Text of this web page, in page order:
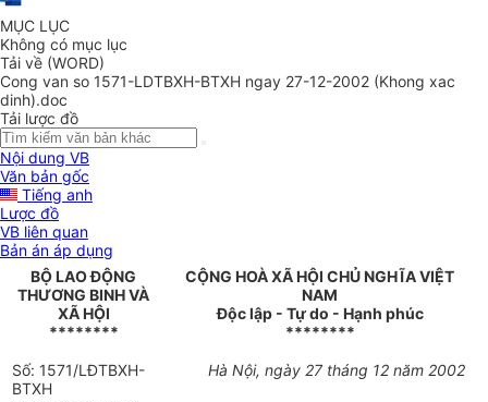
MỤC LỤC
Không có mục lục
Tải về (WORD)
Cong van so 1571-LDTBXH-BTXH ngay 27-12-2002 (Khong xac
dinh).doc
Tải lược đồ
Nội dung VB
Văn bản gốc
Tiếng anh
Lược đồ
VB liên quan
Bản án áp dụng
BỘ LAO ĐỘNG
THƯƠNG BINH VÀ
XÃ HỘI
********
CỘNG HOÀ XÃ HỘI CHỦ NGHĨA VIỆT
NAM
Độc lập - Tự do - Hạnh phúc
********
Số: 1571/LĐTBXH-
BTXH
Hà Nội, ngày 27 tháng 12 năm 2002